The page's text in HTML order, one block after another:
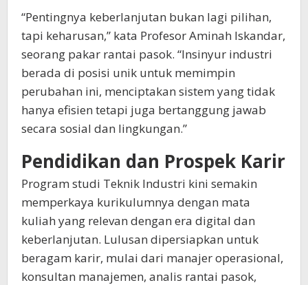
“Pentingnya keberlanjutan bukan lagi pilihan,
tapi keharusan,” kata Profesor Aminah Iskandar,
seorang pakar rantai pasok. “Insinyur industri
berada di posisi unik untuk memimpin
perubahan ini, menciptakan sistem yang tidak
hanya efisien tetapi juga bertanggung jawab
secara sosial dan lingkungan.”
Pendidikan dan Prospek Karir
Program studi Teknik Industri kini semakin
memperkaya kurikulumnya dengan mata
kuliah yang relevan dengan era digital dan
keberlanjutan. Lulusan dipersiapkan untuk
beragam karir, mulai dari manajer operasional,
konsultan manajemen, analis rantai pasok,